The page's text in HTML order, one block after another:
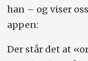
han – og viser
appen:
Der står det at